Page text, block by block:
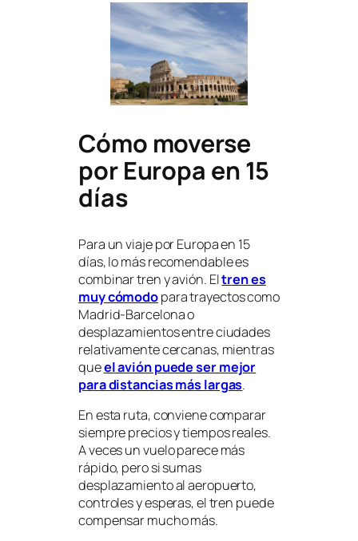
Cómo moverse
por Europa en 15
días
Para un viaje por Europa en 15
días, lo más recomendable es
combinar tren y avión. Eltren es
muy cómodopara trayectos como
Madrid-Barcelona o
desplazamientos entre ciudades
relativamente cercanas, mientras
queel avión puede ser mejor
para distancias más largas.
En esta ruta, conviene comparar
siempre precios y tiempos reales.
A veces un vuelo parece más
rápido, pero si sumas
desplazamiento al aeropuerto,
controles y esperas, el tren puede
compensar mucho más.